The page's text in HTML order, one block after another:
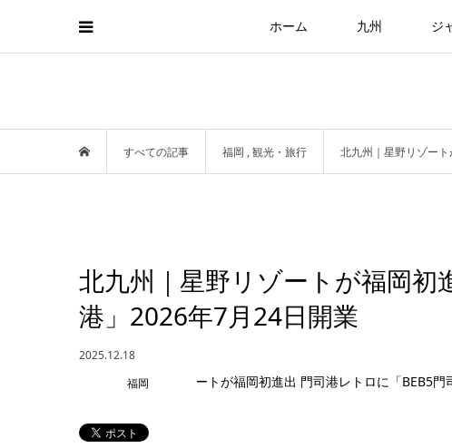
ホーム 九州 ジ
すべての記事 福岡 ,観光・旅行 北九州｜星野リゾー
北九州｜星野リゾートが福岡初
港」2026年7月24日開業
2025.12.18
福岡